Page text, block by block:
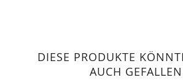
DIESE PRODUKTE
AUCH